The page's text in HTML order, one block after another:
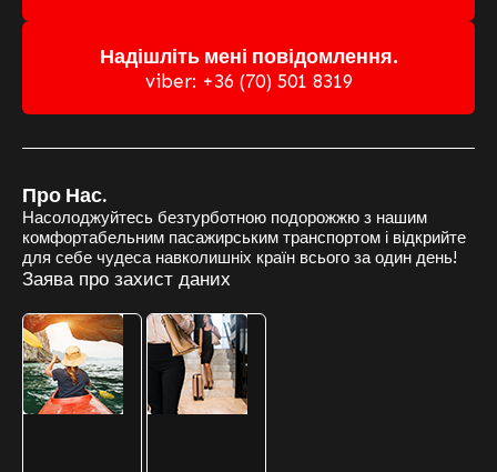
Надішліть мені повідомлення.
viber: +36 (70) 501 8319
Про Нас.
Насолоджуйтесь безтурботною подорожжю з нашим
комфортабельним пасажирським транспортом і відкрийте
для себе чудеса навколишніх країн всього за один день!
Заява про захист даних